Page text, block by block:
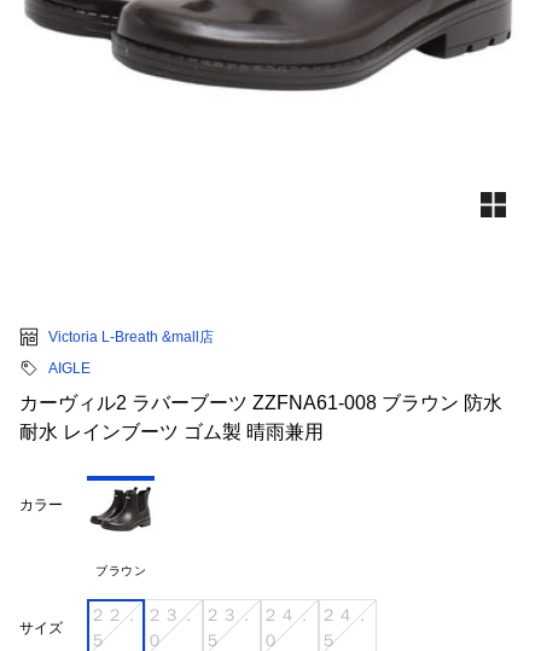
Victoria L-Breath &mall店
AIGLE
カーヴィル2 ラバーブーツ ZZFNA61-008 ブラウン 防水
耐水 レインブーツ ゴム製 晴雨兼用
カラー
ブラウン
サイズ
２２．
５
２３．
０
２３．
５
２４．
０
２４．
５